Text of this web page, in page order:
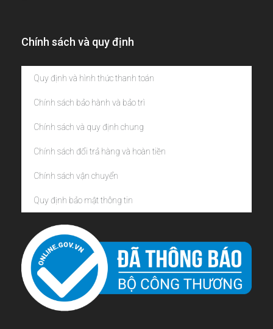
Chính sách và quy định
Quy định và hình thức thanh toán
Chính sách bảo hành và bảo trì
Chính sách và quy định chung
Chính sách đổi trả hàng và hoàn tiền
Chính sách vận chuyển
Quy định bảo mật thông tin